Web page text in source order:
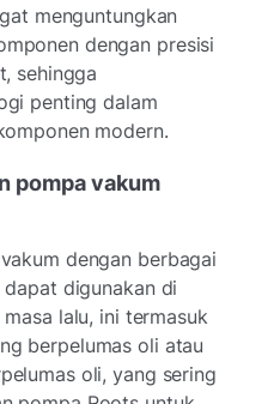
menguntungkan
dengan presisi
sehingga
penting dalam
modern.
pompa vakum
dengan berbagai
digunakan di
lalu, ini termasuk
berpelumas oli atau
oli, yang sering